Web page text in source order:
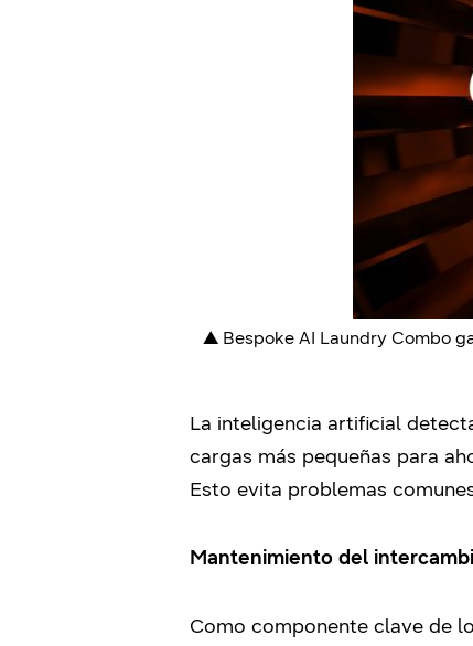
▲Bespoke AI Laundry Combo
La inteligencia artificial
cargas más pequeñas para
Esto evita problemas
Mantenimiento del
Como componente clave de